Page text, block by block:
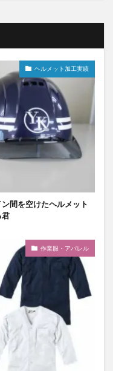
ヘルメット加工実績
間を空けたヘルメット
君
作業服・アパレル